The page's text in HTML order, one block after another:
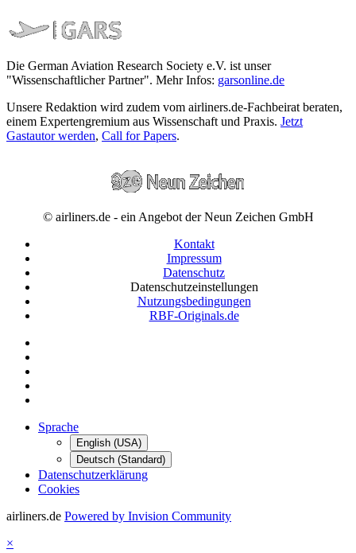
Die German Aviation Research Society e.V. ist unser
"Wissenschaftlicher Partner". Mehr Infos: garsonline.de
Unsere Redaktion wird zudem vom airliners.de-Fachbeirat beraten,
einem Expertengremium aus Wissenschaft und Praxis. Jetzt
Gastautor werden, Call for Papers.
© airliners.de - ein Angebot der Neun Zeichen GmbH
Kontakt
Impressum
Datenschutz
Datenschutzeinstellungen
Nutzungsbedingungen
RBF-Originals.de
Sprache
English (USA)
Deutsch (Standard)
Datenschutzerklärung
Cookies
airliners.de Powered by Invision Community
×